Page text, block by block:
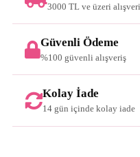
3000 TL ve üzeri
Güvenli Ödeme
%100 güvenli alışveriş
Kolay İade
14 gün içinde kolay iade